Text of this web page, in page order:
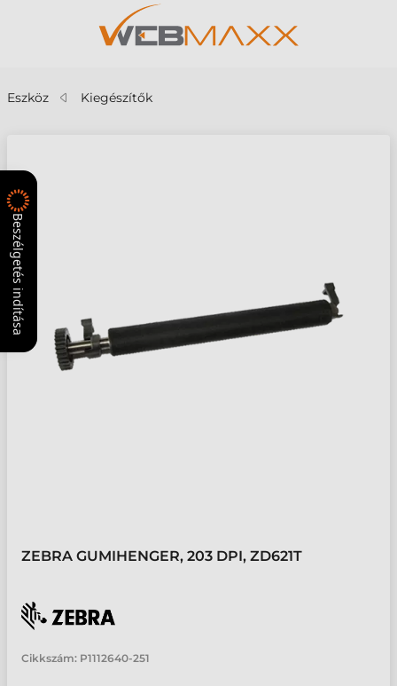
Eszköz Kiegészítők
ZEBRA GUMIHENGER, 203 DPI, ZD621T
Cikkszám: P1112640-251
Beszélgetés indítása